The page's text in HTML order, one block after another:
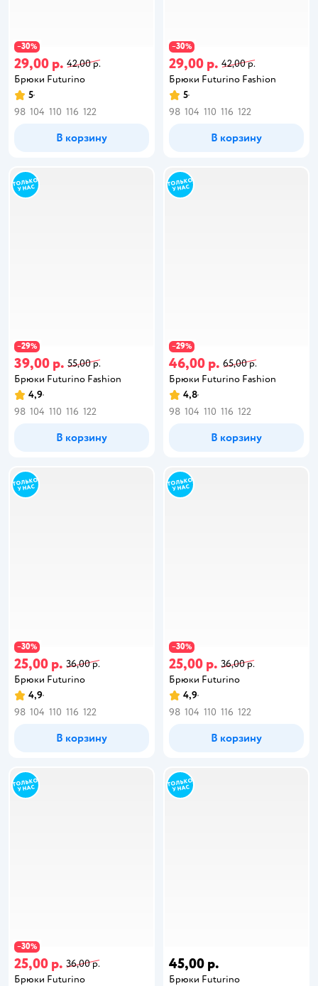
−30%
29,00 р. 42,00 р.
Брюки Futurino
5
98 104 110 116 122
В корзину
−30%
29,00 р. 42,00 р.
Брюки Futurino Fashion
5
98 104 110 116 122
В корзину
−29%
39,00 р. 55,00 р.
Брюки Futurino Fashion
4,9
98 104 110 116 122
В корзину
−29%
46,00 р. 65,00 р.
Брюки Futurino Fashion
4,8
98 104 110 116 122
В корзину
−30%
25,00 р. 36,00 р.
Брюки Futurino
4,9
98 104 110 116 122
В корзину
−30%
25,00 р. 36,00 р.
Брюки Futurino
4,9
98 104 110 116 122
В корзину
−30%
25,00 р. 36,00 р.
Брюки Futurino
45,00 р.
Брюки Futurino